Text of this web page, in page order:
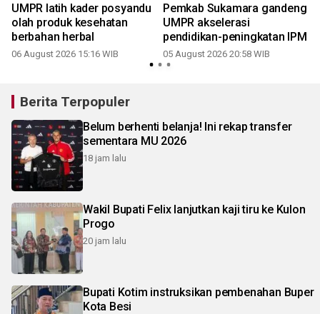
UMPR latih kader posyandu
olah produk kesehatan
berbahan herbal
06 August 2026 15:16 WIB
Pemkab Sukamara gandeng
UMPR akselerasi
pendidikan-peningkatan IPM
05 August 2026 20:58 WIB
Berita Terpopuler
Belum berhenti belanja! Ini rekap transfer
sementara MU 2026
18 jam lalu
Wakil Bupati Felix lanjutkan kaji tiru ke Kulon
Progo
20 jam lalu
Bupati Kotim instruksikan pembenahan Buper
Kota Besi